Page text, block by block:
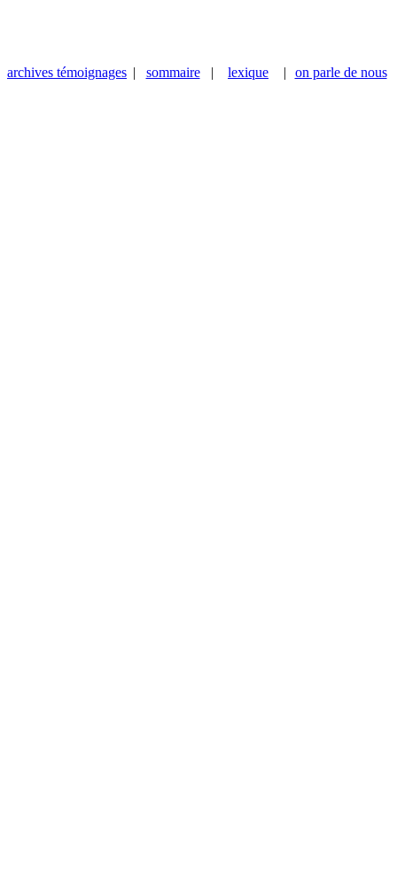
archives témoignages | sommaire | lexique | on parle de nous